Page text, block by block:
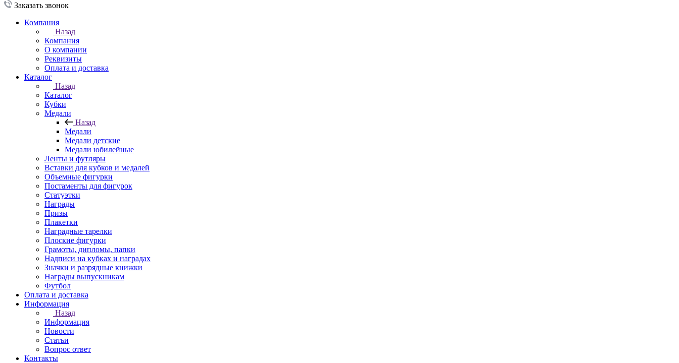
Заказать звонок
Компания
Назад
Компания
О компании
Реквизиты
Оплата и доставка
Каталог
Назад
Каталог
Кубки
Медали
Назад
Медали
Медали детские
Медали юбилейные
Ленты и футляры
Вставки для кубков и медалей
Объемные фигурки
Постаменты для фигурок
Статуэтки
Награды
Призы
Плакетки
Наградные тарелки
Плоские фигурки
Грамоты, дипломы, папки
Надписи на кубках и наградах
Значки и разрядные книжки
Награды выпускникам
Футбол
Оплата и доставка
Информация
Назад
Информация
Новости
Статьи
Вопрос ответ
Контакты